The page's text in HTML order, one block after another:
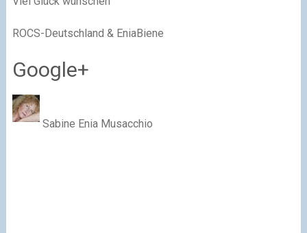
ROCS-Deutschland & EniaBiene
Google+
Sabine Enia Musacchio